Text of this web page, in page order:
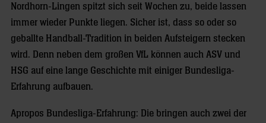
Nordhorn-Lingen spitzt sich seit Wochen zu, beide lassen
immer wieder Punkte liegen. Sicher ist, dass so oder so
geballte Handball-Tradition in beiden Aufsteigern stecken
wird. Denn neben dem großen VfL können auch ASV und
HSG auf eine lange Geschichte mit einiger Bundesliga-
Erfahrung aufbauen.
Apropos Bundesliga-Erfahrung: Die bringen auch zwei der